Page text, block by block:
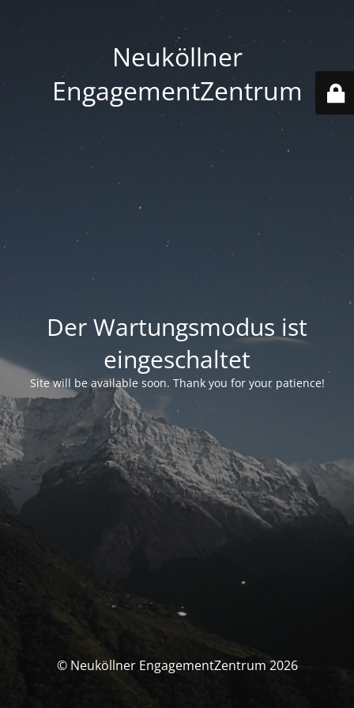
Neuköllner
EngagementZentrum
Der Wartungsmodus ist
eingeschaltet
Site will be available soon. Thank you for your patience!
© Neuköllner EngagementZentrum 2026